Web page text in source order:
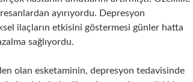
ayırıyordu. Depresyon
ilaçların etkisini göstermesi günler hatta
sağlıyordu.
olan esketaminin, depresyon tedavisinde